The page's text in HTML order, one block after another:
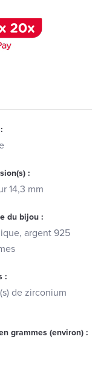
:
14,3 mm
du bijou :
argent 925
:
de zirconium
grammes (environ) :